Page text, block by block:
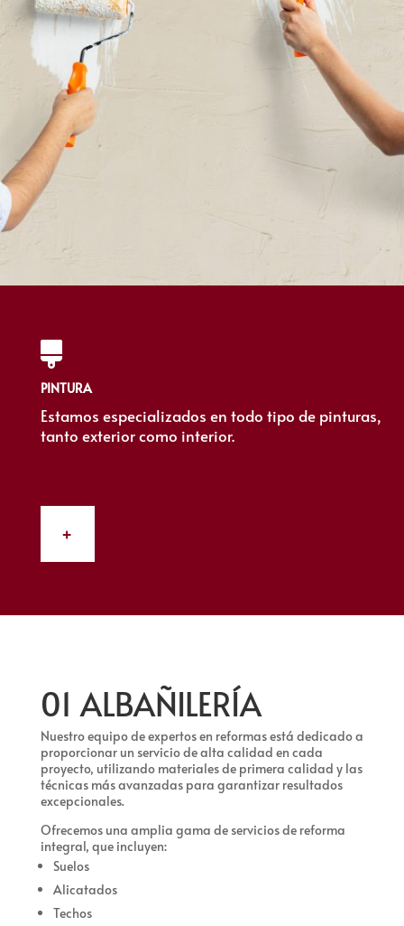

PINTURA
Estamos especializados en todo tipo de pinturas,
tanto exterior como interior.
+
01 ALBAÑILERÍA
Nuestro equipo de expertos en reformas está dedicado a
proporcionar un servicio de alta calidad en cada
proyecto, utilizando materiales de primera calidad y las
técnicas más avanzadas para garantizar resultados
excepcionales.
Ofrecemos una amplia gama de servicios de reforma
integral, que incluyen:
Suelos
Alicatados
Techos